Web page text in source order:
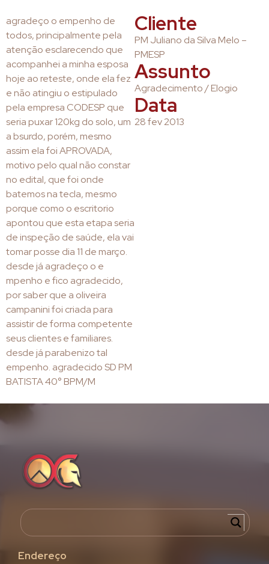
agradeço o empenho de
todos, principalmente pela
atenção esclarecendo que
acompanhei a minha esposa
hoje ao reteste, onde ela fez
e não atingiu o estipulado
pela empresa CODESP que
seria puxar 120kg do solo, um
a bsurdo, porém, mesmo
assim ela foi APROVADA,
motivo pelo qual não constar
no edital, que foi onde
batemos na tecla, mesmo
porque como o escritorio
apontou que esta etapa seria
de inspeção de saúde, ela vai
tomar posse dia 11 de março.
desde já agradeço o e
mpenho e fico agradecido,
por saber que a oliveira
campanini foi criada para
assistir de forma competente
seus clientes e familiares.
desde já parabenizo tal
empenho. agradecido SD PM
BATISTA 40° BPM/M
Cliente
PM Juliano da Silva Melo –
PMESP
Assunto
Agradecimento / Elogio
Data
28 fev 2013
Endereço